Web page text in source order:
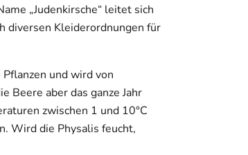
„Judenkirsche“ leitet sich
diversen Kleiderordnungen für
und wird von
Beere aber das ganze Jahr
zwischen 1 und 10°C
Wird die Physalis feucht,